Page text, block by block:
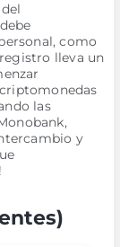
como
lleva un
las
y